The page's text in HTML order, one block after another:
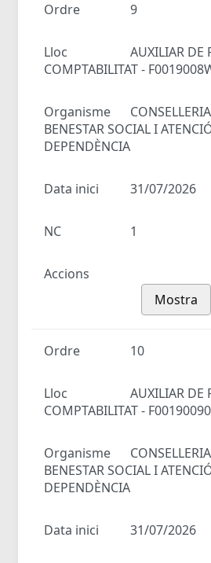
Ordre 9
Lloc
AUXILIAR DE
COMPTABILITAT -
Organisme
BENESTAR SOCIAL I
DEPENDÈNCIA
Data inici 31/07/2026
NC 1
Accions
Mostra
Ordre 10
Lloc
AUXILIAR DE
COMPTABILITAT - F00190090
Organisme
BENESTAR SOCIAL I
DEPENDÈNCIA
Data inici 31/07/2026